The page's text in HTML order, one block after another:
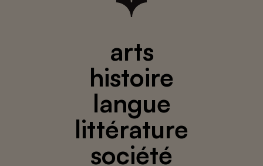
arts
histoire
langue
littérature
société